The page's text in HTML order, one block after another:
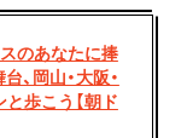
のあなたに捧
、岡山・大阪・
歩こう【朝ド